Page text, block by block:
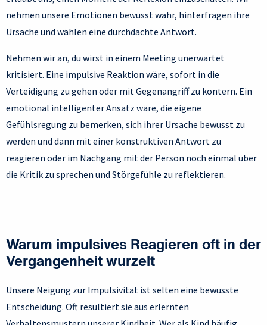
nehmen unsere Emotionen bewusst wahr, hinterfragen ihre
Ursache und wählen eine durchdachte Antwort.
Nehmen wir an, du wirst in einem Meeting unerwartet
kritisiert. Eine impulsive Reaktion wäre, sofort in die
Verteidigung zu gehen oder mit Gegenangriff zu kontern. Ein
emotional intelligenter Ansatz wäre, die eigene
Gefühlsregung zu bemerken, sich ihrer Ursache bewusst zu
werden und dann mit einer konstruktiven Antwort zu
reagieren oder im Nachgang mit der Person noch einmal über
die Kritik zu sprechen und Störgefühle zu reflektieren.
Warum impulsives Reagieren oft in der
Vergangenheit wurzelt
Unsere Neigung zur Impulsivität ist selten eine bewusste
Entscheidung. Oft resultiert sie aus erlernten